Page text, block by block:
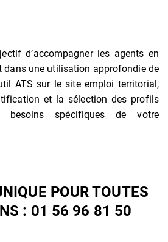
d’accompagner les agents en
dans une utilisation approfondie de
ATS sur le site emploi territorial,
et la sélection des profils
besoins spécifiques de votre
POUR TOUTES
: 01 56 96 81 50